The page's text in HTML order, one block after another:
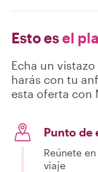
Esto esel
Echa un
harás con tu
esta oferta con
Punto de
Reúnete
viaje